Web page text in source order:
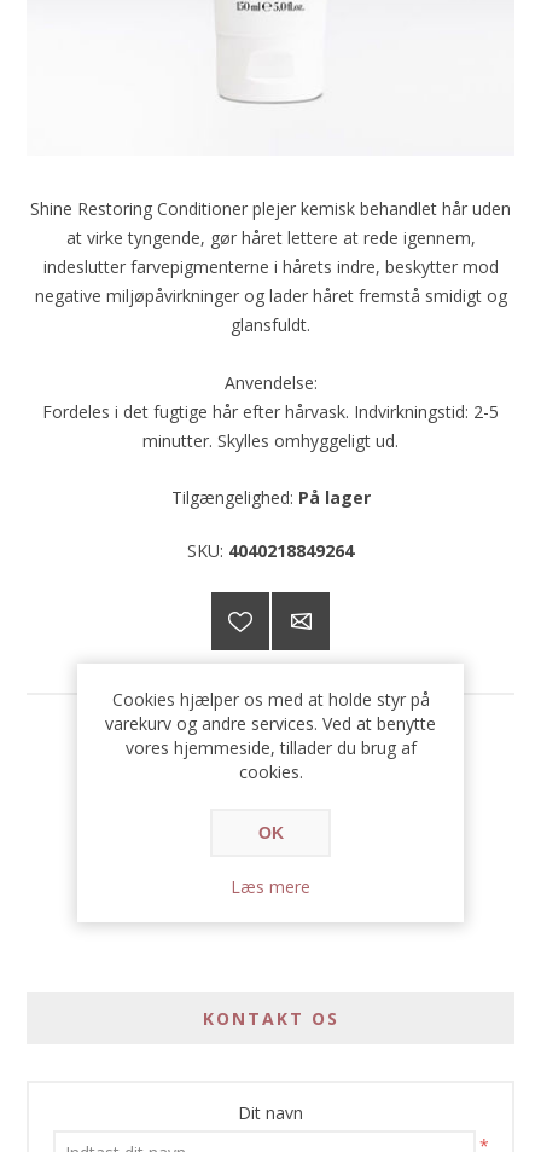
Shine Restoring Conditioner plejer kemisk behandlet hår uden
at virke tyngende, gør håret lettere at rede igennem,
indeslutter farvepigmenterne i hårets indre, beskytter mod
negative miljøpåvirkninger og lader håret fremstå smidigt og
glansfuldt.
Anvendelse:
Fordeles i det fugtige hår efter hårvask. Indvirkningstid: 2-5
minutter. Skylles omhyggeligt ud.
Tilgængelighed: På lager
SKU: 4040218849264
249,00 DKK
KONTAKT OS
Dit navn
*
Cookies hjælper os med at holde styr på
varekurv og andre services. Ved at benytte
vores hjemmeside, tillader du brug af
cookies.
OK
Læs mere